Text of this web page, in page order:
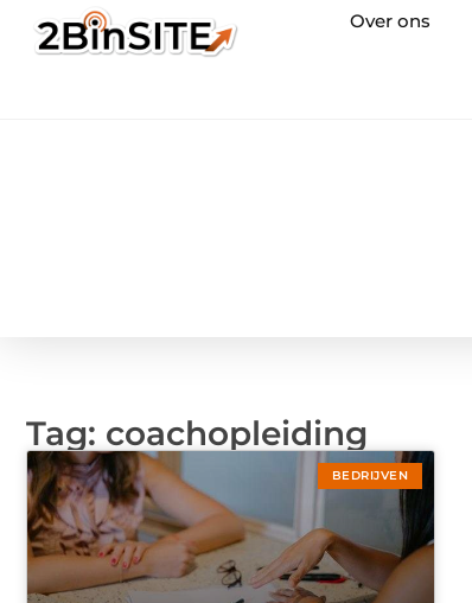
Over ons
Tag: coachopleiding
BEDRIJVEN